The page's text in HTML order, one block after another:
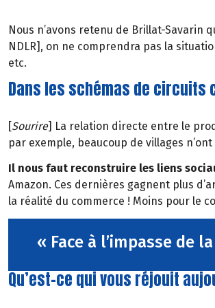
Nous n’avons retenu de Brillat-Savarin
NDLR], on ne comprendra pas la
etc.
Dans les schémas de
[Sourire] La relation directe entre le
par exemple, beaucoup de villages
Il nous faut reconstruire les liens
Amazon. Ces dernières gagnent plus
la réalité du commerce ! Moins pour le
« Face à l’impasse de
Qu’est-ce qui vous réjouit